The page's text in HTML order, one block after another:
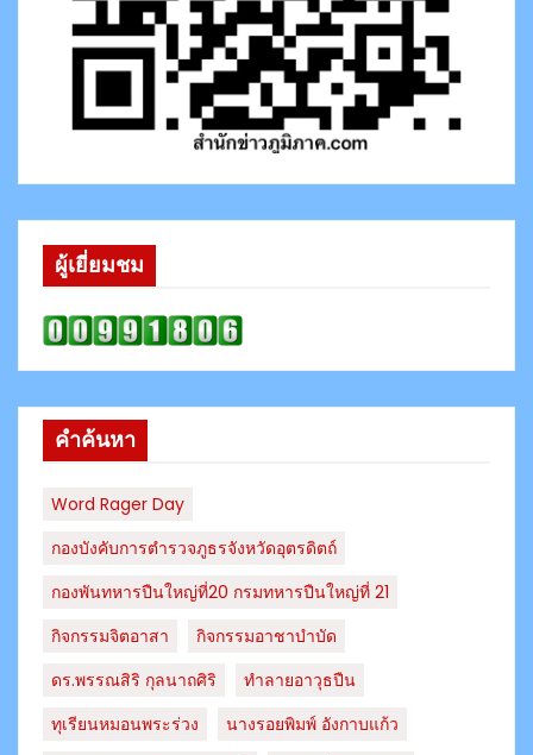
ผู้เยี่ยมชม
คำค้นหา
Word Rager Day
กองบังคับการตำรวจภูธรจังหวัดอุตรดิตถ์
กองพันทหารปืนใหญ่ที่20 กรมทหารปืนใหญ่ที่ 21
กิจกรรมจิตอาสา
กิจกรรมอาชาบำบัด
ดร.พรรณสิริ กุลนาถศิริ
ทำลายอาวุธปืน
ทุเรียนหมอนพระร่วง
นางรอยพิมพ์ อังกาบแก้ว